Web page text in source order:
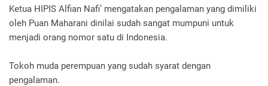
Ketua HIPIS Alfian Nafi’ mengatakan pengalaman yang dimiliki
oleh Puan Maharani dinilai sudah sangat mumpuni untuk
menjadi orang nomor satu di Indonesia.
Tokoh muda perempuan yang sudah syarat dengan
pengalaman.